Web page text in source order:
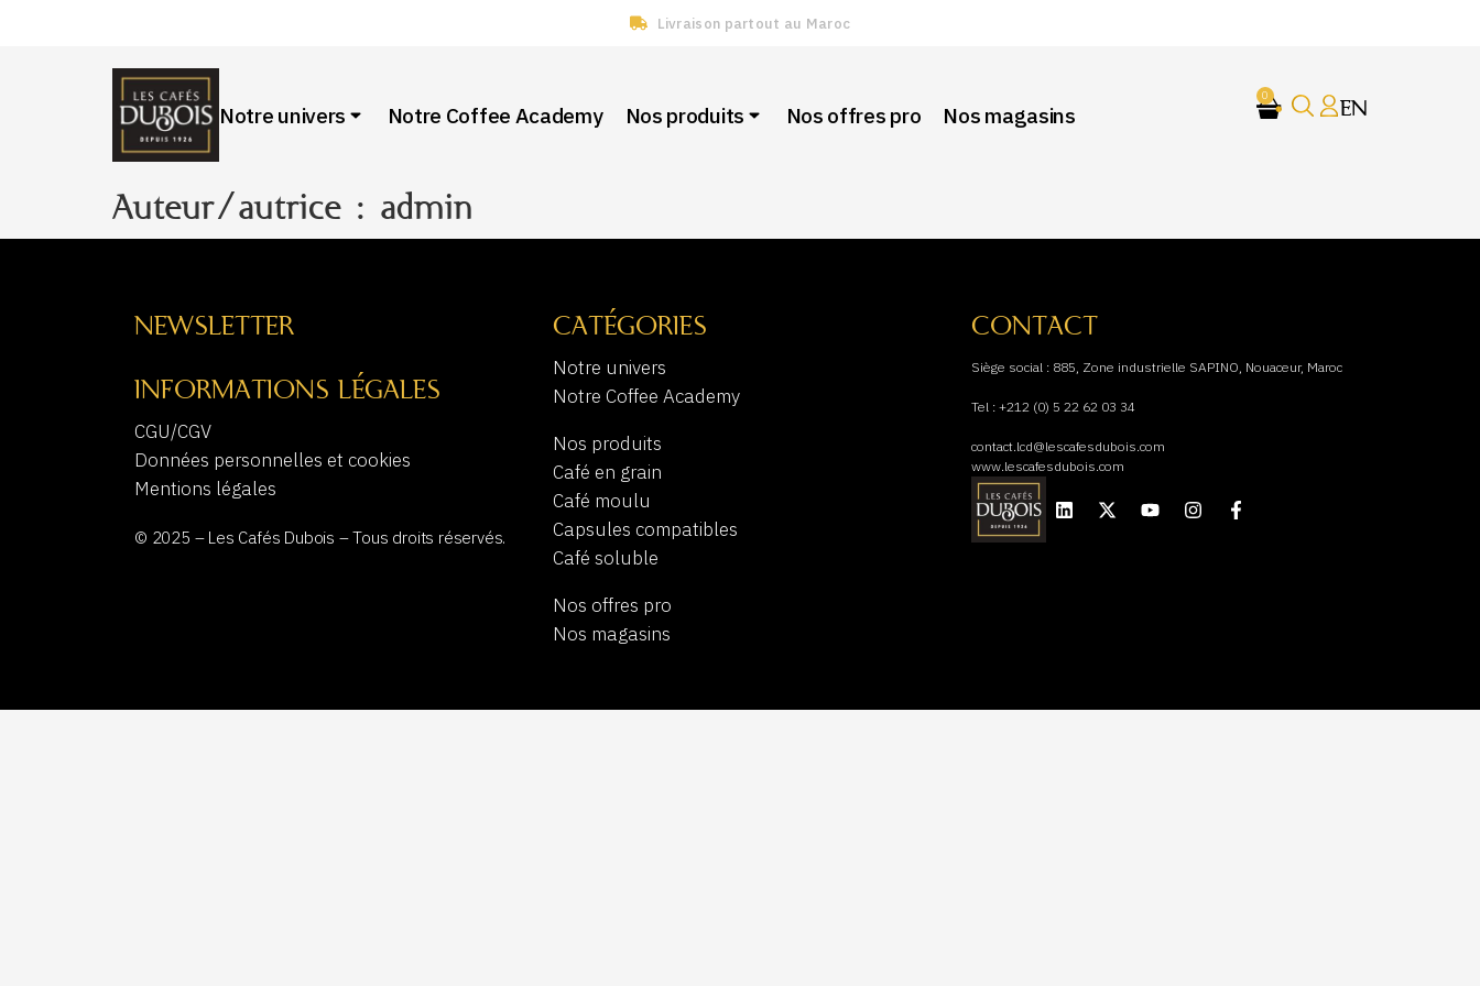
Livraison partout au Maroc
Notre univers Notre Coffee Academy Nos produits Nos offres pro Nos magasins
0 EN
Auteur/autrice : admin
NEWSLETTER
INFORMATIONS LÉGALES
CGU/CGV
Données personnelles et cookies
Mentions légales
© 2025 – Les Cafés Dubois – Tous droits réservés.
CATÉGORIES
Notre univers
Notre Coffee Academy
Nos produits
Café en grain
Café moulu
Capsules compatibles
Café soluble
Nos offres pro
Nos magasins
CONTACT
Siège social : 885, Zone industrielle SAPINO, Nouaceur, Maroc
Tel : +212 (0) 5 22 62 03 34
contact.lcd@lescafesdubois.com
www.lescafesdubois.com